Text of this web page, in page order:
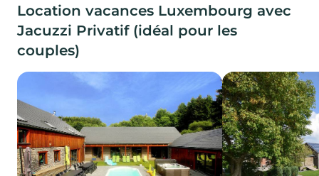
Location vacances Luxembourg avec
Jacuzzi Privatif (idéal pour les
couples)